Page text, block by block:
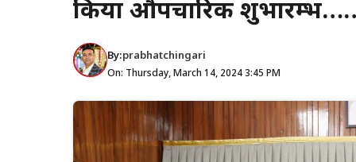
किया औपचारिक
By:prabhatchingari
On: Thursday, March 14, 2024 3:45 PM